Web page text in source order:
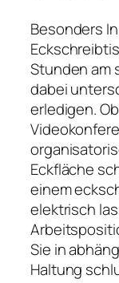
Besonders
Stunden am
dabei
erledigen.
Eckfläche
einem
elektrisch
Sie in
Haltung